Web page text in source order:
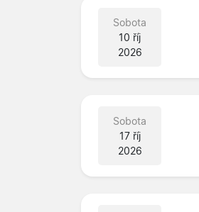
Sobota
10 říj
2026
Sobota
17 říj
2026